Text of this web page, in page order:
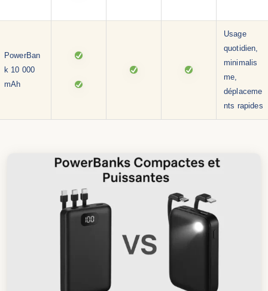
PowerBan
k 10 000
mAh
Usage
quotidien,
minimalis
me,
déplaceme
nts rapides